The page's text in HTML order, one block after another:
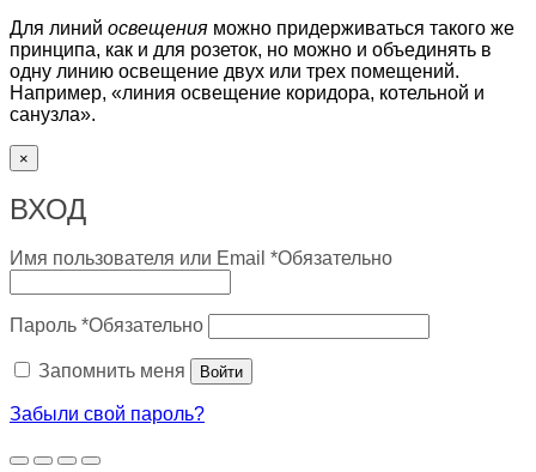
Для линий освещения можно придерживаться такого же
принципа, как и для розеток, но можно и объединять в
одну линию освещение двух или трех помещений.
Например, «линия освещение коридора, котельной и
санузла».
×
ВХОД
Имя пользователя или Email *Обязательно
Пароль *Обязательно
Запомнить меня Войти
Забыли свой пароль?